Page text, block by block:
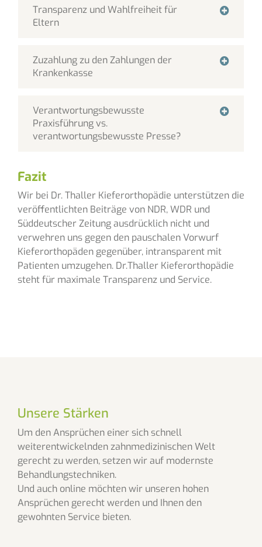
Transparenz und Wahlfreiheit für
Eltern
Zuzahlung zu den Zahlungen der
Krankenkasse
Verantwortungsbewusste
Praxisführung vs.
verantwortungsbewusste Presse?
Fazit
Wir bei Dr. Thaller Kieferorthopädie unterstützen die
veröffentlichten Beiträge von NDR, WDR und
Süddeutscher Zeitung ausdrücklich nicht und
verwehren uns gegen den pauschalen Vorwurf
Kieferorthopäden gegenüber, intransparent mit
Patienten umzugehen. Dr.Thaller Kieferorthopädie
steht für maximale Transparenz und Service.
Unsere Stärken
Um den Ansprüchen einer sich schnell
weiterentwickelnden zahnmedizinischen Welt
gerecht zu werden, setzen wir auf modernste
Behandlungstechniken.
Und auch online möchten wir unseren hohen
Ansprüchen gerecht werden und Ihnen den
gewohnten Service bieten.